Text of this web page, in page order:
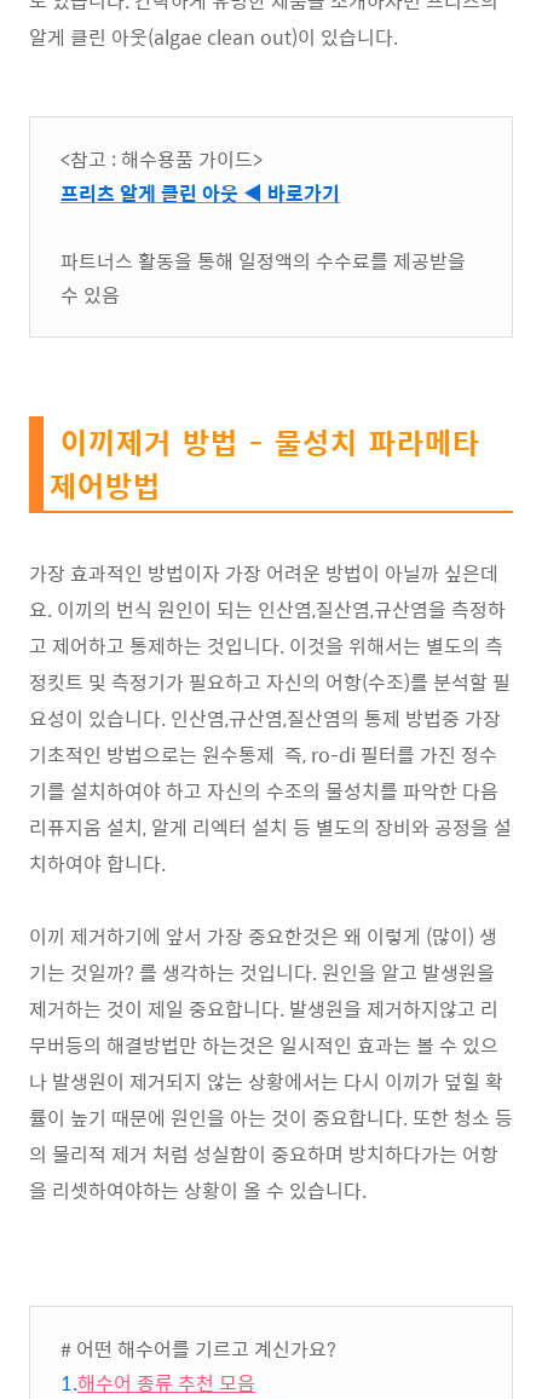
알게 클린 아웃(algae clean out)이 있습니다.
<참고 : 해수용품 가이드>
프리츠 알게 클린 아웃 ◀ 바로가기
파트너스 활동을 통해 일정액의 수수료를 제공받을
수 있음
이끼제거 방법 - 물성치 파라메타
제어방법
가장 효과적인 방법이자 가장 어려운 방법이 아닐까 싶은데
요. 이끼의 번식 원인이 되는 인산염,질산염,규산염을 측정하
고 제어하고 통제하는 것입니다. 이것을 위해서는 별도의 측
정킷트 및 측정기가 필요하고 자신의 어항(수조)를 분석할 필
요성이 있습니다. 인산염,규산염,질산염의 통제 방법중 가장
기초적인 방법으로는 원수통제 즉, ro-di 필터를 가진 정수
기를 설치하여야 하고 자신의 수조의 물성치를 파악한 다음
리퓨지움 설치, 알게 리엑터 설치 등 별도의 장비와 공정을 설
치하여야 합니다.
이끼 제거하기에 앞서 가장 중요한것은 왜 이렇게 (많이) 생
기는 것일까? 를 생각하는 것입니다. 원인을 알고 발생원을
제거하는 것이 제일 중요합니다. 발생원을 제거하지않고 리
무버등의 해결방법만 하는것은 일시적인 효과는 볼 수 있으
나 발생원이 제거되지 않는 상황에서는 다시 이끼가 덮힐 확
률이 높기 때문에 원인을 아는 것이 중요합니다. 또한 청소 등
의 물리적 제거 처럼 성실함이 중요하며 방치하다가는 어항
을 리셋하여야하는 상황이 올 수 있습니다.
# 어떤 해수어를 기르고 계신가요?
1.해수어 종류 추천 모음